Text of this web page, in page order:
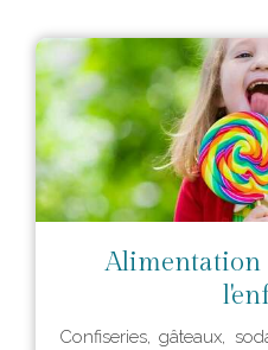
Alimentation
Confiseries, gâteaux,